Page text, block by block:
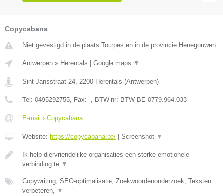
Copycabana
Niet gevestigd in de plaats Tourpes en in de provincie Henegouwen.
Antwerpen » Herentals Google maps ▼
Sint-Jansstraat 24, 2200 Herentals (Antwerpen)
Tel: 0495292755, Fax: -, BTW-nr: BTW BE 0779.964.033
E-mail › Copycabana
Website: https://copycabana.be/ Screenshot ▼
Ik help diervriendelijke organisaties een sterke emotionele
verbinding te ▼
Copywriting, SEO-optimalisatie, Zoekwoordenonderzoek, Teksten
verbeteren, ▼